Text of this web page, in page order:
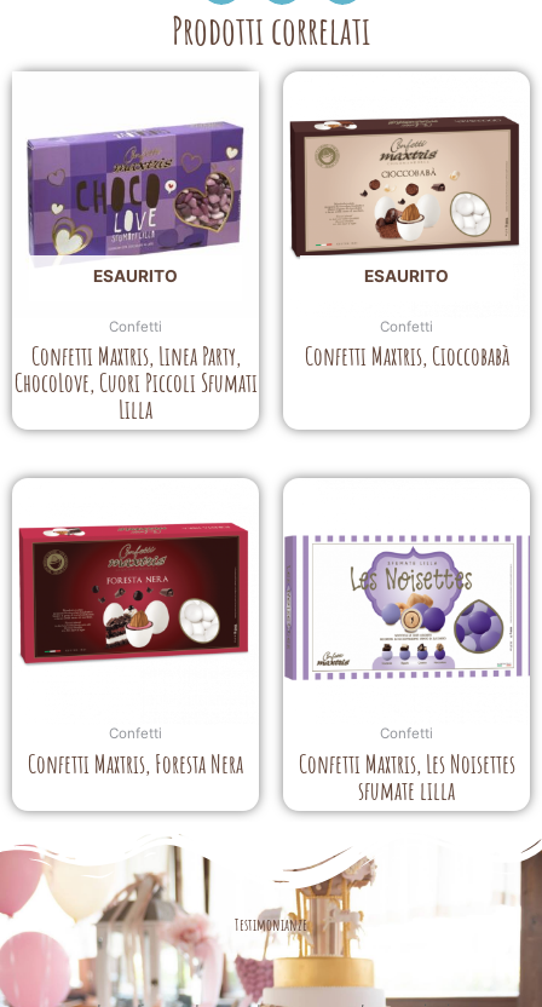
Prodotti correlati
ESAURITO
Confetti
Confetti Maxtris, Linea Party,
ChocoLove, Cuori Piccoli Sfumati
Lilla
ESAURITO
Confetti
Confetti Maxtris, Cioccobabà
Confetti
Confetti Maxtris, Foresta Nera
Confetti
Confetti Maxtris, Les Noisettes
sfumate lilla
Testimonianze